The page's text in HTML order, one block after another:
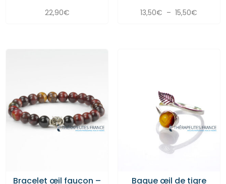
22,90€ 13,50€ – 15,50€
Bracelet œil faucon – Bague œil de tigre